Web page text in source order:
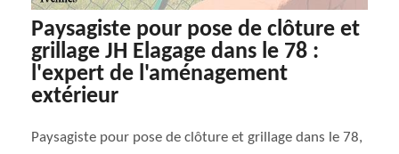
Paysagiste pour pose de clôture et
grillage JH Elagage dans le 78 :
l'expert de l'aménagement
extérieur
Paysagiste pour pose de clôture et grillage dans le 78,